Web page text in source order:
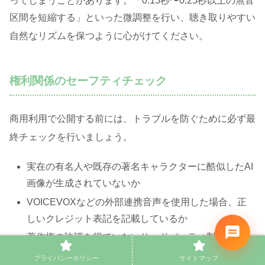
区間を短縮する」といった微調整を行い、聴き取りやすい
自然なリズムを保つように心がけてください。
権利関係のセーフティチェック
商用利用で公開する前には、トラブルを防ぐために必ず最
終チェックを行いましょう 。
実在の有名人や既存の著名キャラクターに酷似したAI
画像が生成されていないか
VOICEVOXなどの外部連携音声を使用した場合、正
しいクレジット表記を記載しているか
著作権の許諾を得ていないサードパーティ製のBGM
や効果音を追加していないか
プライバシーホリシー サイトマップ